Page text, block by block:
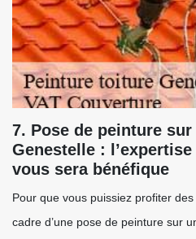
7. Pose de peinture
Genestelle :
vous sera bénéfique
Pour que vous puissiez profiter
cadre d’une pose de peinture sur